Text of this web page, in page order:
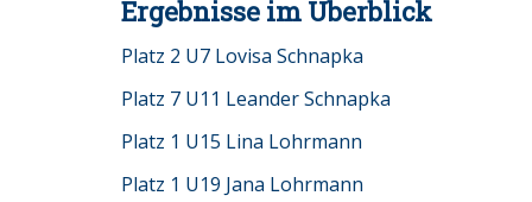
Ergebnisse im Überblick
Platz 2 U7 Lovisa Schnapka
Platz 7 U11 Leander Schnapka
Platz 1 U15 Lina Lohrmann
Platz 1 U19 Jana Lohrmann